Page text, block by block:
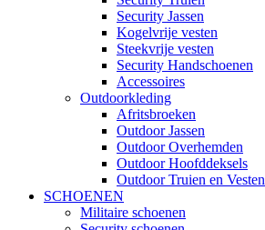
Security Jassen
Kogelvrije vesten
Steekvrije vesten
Security Handschoenen
Accessoires
Outdoorkleding
Afritsbroeken
Outdoor Jassen
Outdoor Overhemden
Outdoor Hoofddeksels
Outdoor Truien en Vesten
SCHOENEN
Militaire schoenen